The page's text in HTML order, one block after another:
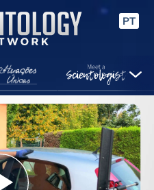
PT